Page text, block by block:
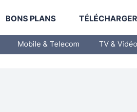
BONS PLANS
Mobile & Telecom TV & Vidéo